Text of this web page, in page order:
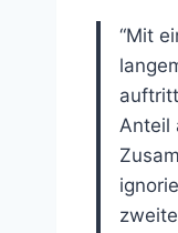
“Mit
Anteil